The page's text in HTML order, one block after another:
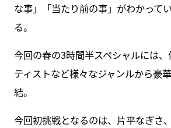
な事」「当たり前の事」がわかって
る。
今回の春の3時間半スペシャルには
ティストなど様々なジャンルから豪
結。
今回初挑戦となるのは、片平なぎさ